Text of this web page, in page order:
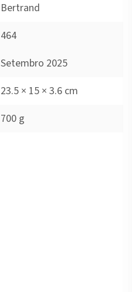
Bertrand
464
Setembro 2025
23.5 × 15 × 3.6 cm
700 g